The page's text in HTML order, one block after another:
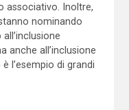
associativo. Inoltre,
nominando
anche all’inclusione
l’esempio di grandi